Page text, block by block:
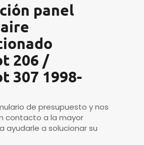
panel
206 /
307 1998-
de presupuesto y nos
contacto a la mayor
ayudarle a solucionar su